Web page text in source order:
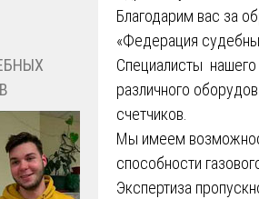
Благодарим вас за
«Федерация
Специалисты
различного
счетчиков.
Мы имеем
способности
Экспертиза